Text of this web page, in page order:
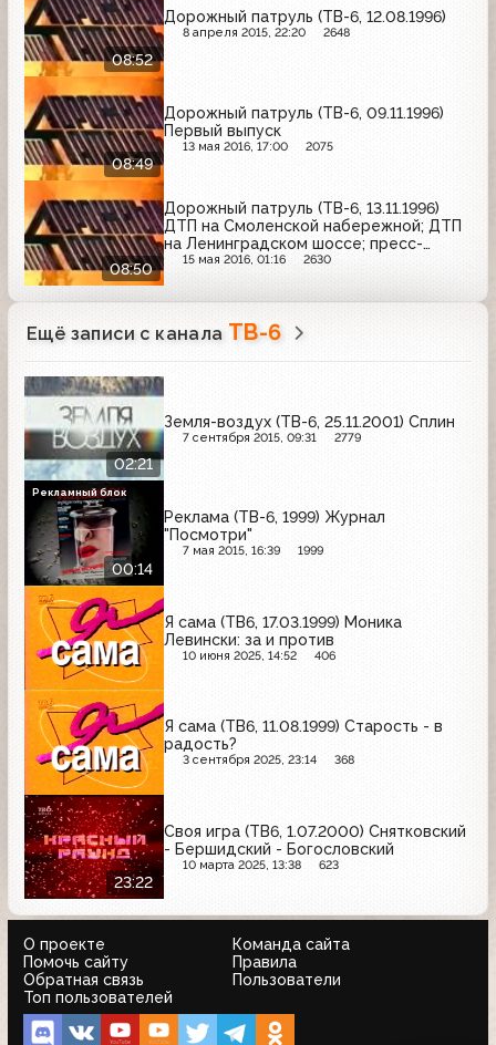
08:52
Дорожный патруль (ТВ-6, 12.08.1996)
8 апреля 2015, 22:20 2648
08:49
Дорожный патруль (ТВ-6, 09.11.1996)
Первый выпуск
13 мая 2016, 17:00 2075
08:50
Дорожный патруль (ТВ-6, 13.11.1996)
ДТП на Смоленской набережной; ДТП
на Ленинградском шоссе; пресс-
конференция УГПС в ресторане
15 мая 2016, 01:16 2630
Ещё записи с канала ТВ-6
02:21
Земля-воздух (ТВ-6, 25.11.2001) Сплин
7 сентября 2015, 09:31 2779
00:14
Реклама (ТВ-6, 1999) Журнал
"Посмотри"
7 мая 2015, 16:39 1999
Рекламный блок
Я сама (ТВ6, 17.03.1999) Моника
Левински: за и против
10 июня 2025, 14:52 406
Я сама (ТВ6, 11.08.1999) Старость - в
радость?
3 сентября 2025, 23:14 368
23:22
Своя игра (ТВ6, 1.07.2000) Снятковский
- Бершидский - Богословский
10 марта 2025, 13:38 623
О проекте
Команда сайта
Помочь сайту
Правила
Обратная связь
Пользователи
Топ пользователей